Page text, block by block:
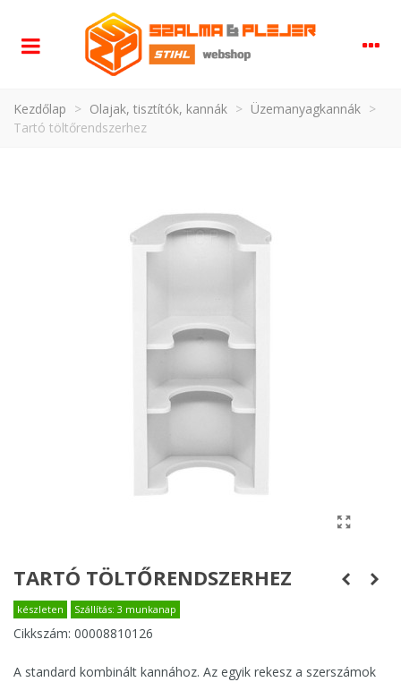
Kezdőlap > Olajak, tisztítók, kannák > Üzemanyagkannák >
Tartó töltőrendszerhez
TARTÓ TÖLTŐRENDSZERHEZ
készleten Szállítás: 3 munkanap
Cikkszám: 00008810126
A standard kombinált kannához. Az egyik rekesz a szerszámok